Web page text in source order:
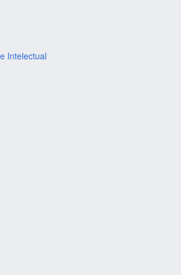
Intelectual